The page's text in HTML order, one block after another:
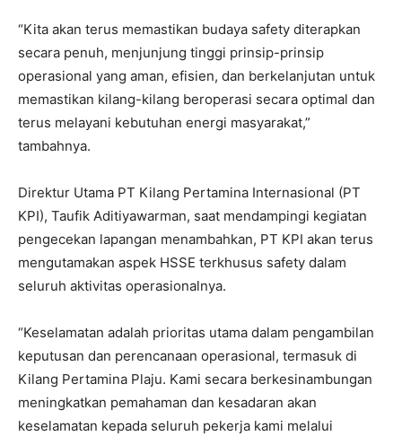
“Kita akan terus memastikan budaya safety diterapkan
secara penuh, menjunjung tinggi prinsip-prinsip
operasional yang aman, efisien, dan berkelanjutan untuk
memastikan kilang-kilang beroperasi secara optimal dan
terus melayani kebutuhan energi masyarakat,”
tambahnya.
Direktur Utama PT Kilang Pertamina Internasional (PT
KPI), Taufik Aditiyawarman, saat mendampingi kegiatan
pengecekan lapangan menambahkan, PT KPI akan terus
mengutamakan aspek HSSE terkhusus safety dalam
seluruh aktivitas operasionalnya.
“Keselamatan adalah prioritas utama dalam pengambilan
keputusan dan perencanaan operasional, termasuk di
Kilang Pertamina Plaju. Kami secara berkesinambungan
meningkatkan pemahaman dan kesadaran akan
keselamatan kepada seluruh pekerja kami melalui